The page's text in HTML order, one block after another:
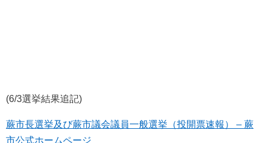
(6/3選挙結果追記)
蕨市長選挙及び蕨市議会議員一般選挙（投開票速報） – 蕨
市公式ホームページ